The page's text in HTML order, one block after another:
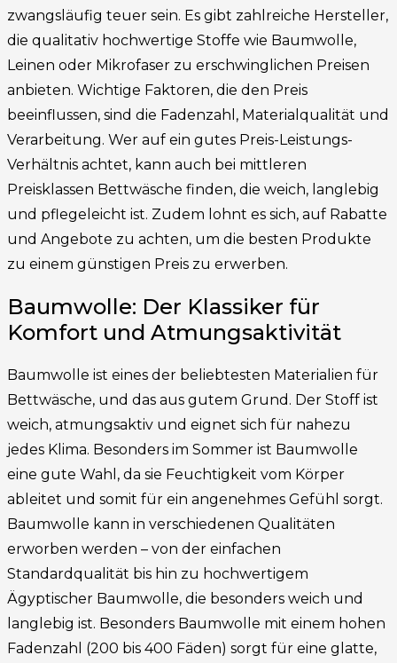
zwangsläufig teuer sein. Es gibt zahlreiche Hersteller,
die qualitativ hochwertige Stoffe wie Baumwolle,
Leinen oder Mikrofaser zu erschwinglichen Preisen
anbieten. Wichtige Faktoren, die den Preis
beeinflussen, sind die Fadenzahl, Materialqualität und
Verarbeitung. Wer auf ein gutes Preis-Leistungs-
Verhältnis achtet, kann auch bei mittleren
Preisklassen Bettwäsche finden, die weich, langlebig
und pflegeleicht ist. Zudem lohnt es sich, auf Rabatte
und Angebote zu achten, um die besten Produkte
zu einem günstigen Preis zu erwerben.
Baumwolle: Der Klassiker für
Komfort und Atmungsaktivität
Baumwolle ist eines der beliebtesten Materialien für
Bettwäsche, und das aus gutem Grund. Der Stoff ist
weich, atmungsaktiv und eignet sich für nahezu
jedes Klima. Besonders im Sommer ist Baumwolle
eine gute Wahl, da sie Feuchtigkeit vom Körper
ableitet und somit für ein angenehmes Gefühl sorgt.
Baumwolle kann in verschiedenen Qualitäten
erworben werden – von der einfachen
Standardqualität bis hin zu hochwertigem
Ägyptischer Baumwolle, die besonders weich und
langlebig ist. Besonders Baumwolle mit einem hohen
Fadenzahl (200 bis 400 Fäden) sorgt für eine glatte,